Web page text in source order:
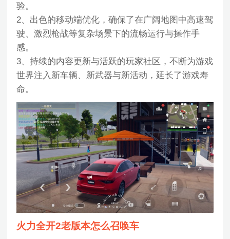
验。
2、出色的移动端优化，确保了在广阔地图中高速驾
驶、激烈枪战等复杂场景下的流畅运行与操作手
感。
3、持续的内容更新与活跃的玩家社区，不断为游戏
世界注入新车辆、新武器与新活动，延长了游戏寿
命。
火力全开2老版本怎么召唤车